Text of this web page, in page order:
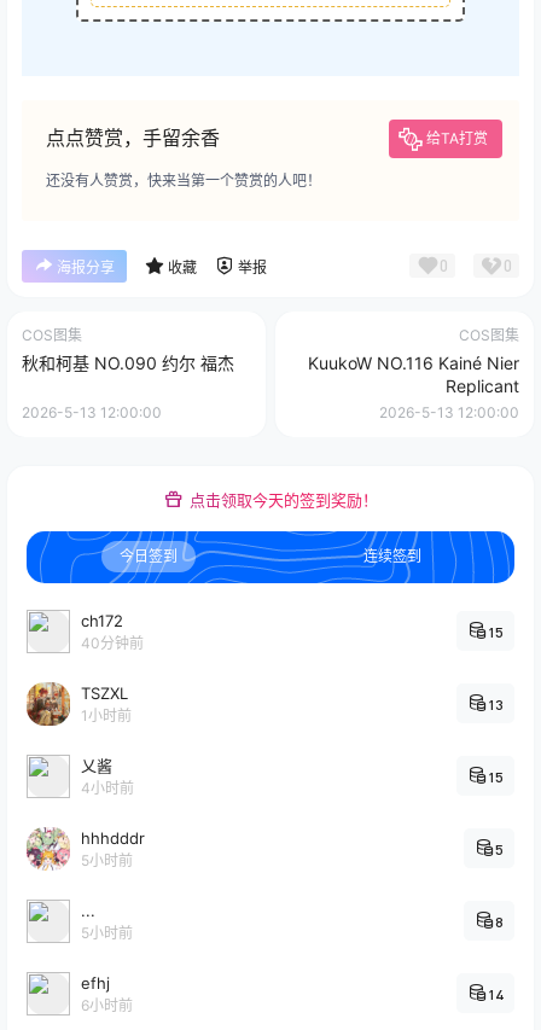
点点赞赏，手留余香 给TA打赏
还没有人赞赏，快来当第一个赞赏的人吧！
海报分享 收藏 举报 0 0
COS图集
秋和柯基 NO.090 约尔 福杰
2026-5-13 12:00:00
COS图集
KuukoW NO.116 Kainé Nier
Replicant
2026-5-13 12:00:00
点击领取今天的签到奖励！
今日签到 连续签到
ch172
40分钟前
15
TSZXL
1小时前
13
乂酱
4小时前
15
hhhdddr
5小时前
5
...
5小时前
8
efhj
6小时前
14